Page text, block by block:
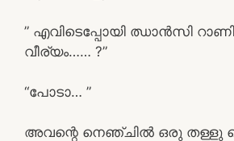
” എവിടെപ്പോയി ഝാൻസി
വീര്യം…… ?”
“പോടാ… ”
അവന്റെ നെഞ്ചിൽ ഒരു തള്ളു